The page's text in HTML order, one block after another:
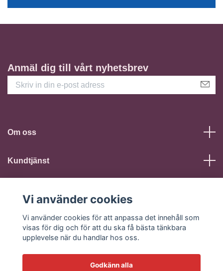
Anmäl dig till vårt nyhetsbrev
Om oss
Kundtjänst
Sociala medier
Vi använder cookies
Vi använder cookies för att anpassa det innehåll som
visas för dig och för att du ska få bästa tänkbara
upplevelse när du handlar hos oss.
Godkänn alla